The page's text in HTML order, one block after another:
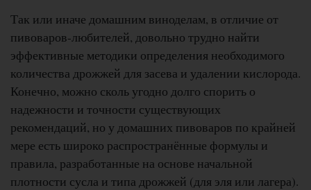
Так или иначе домашним виноделам, в отличие от
пивоваров-любителей, довольно трудно найти
эффективные методики определения необходимого
количества дрожжей для засева и удалении кислорода.
Конечно, можно сколь угодно долго спорить о
надежности и точности существующих
рекомендаций, но у домашних пивоваров по крайней
мере есть широко распространённые формулы и
правила, разработанные на основе начальной
плотности сусла и типа дрожжей (для эля или лагера).